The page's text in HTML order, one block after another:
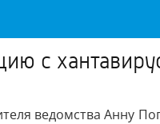
с
ведомства Анну